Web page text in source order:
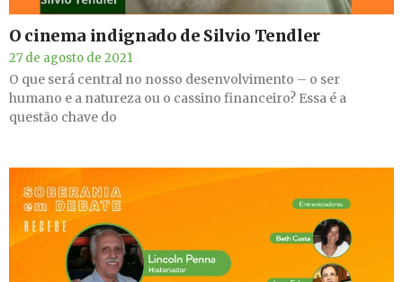
O cinema indignado de Silvio Tendler
27 de agosto de 2021
O que será central no nosso desenvolvimento – o ser
humano e a natureza ou o cassino financeiro? Essa é a
questão chave do